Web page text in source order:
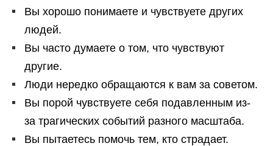
Вы хорошо понимаете и чувствуете других
людей.
Вы часто думаете о том, что чувствуют
другие.
Люди нередко обращаются к вам за советом.
Вы порой чувствуете себя подавленным из-
за трагических событий разного масштаба.
Вы пытаетесь помочь тем, кто страдает.